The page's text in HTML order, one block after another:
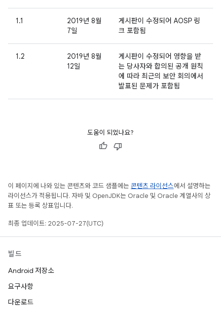
1.1
2019년 8월
7일
게시판이 수정되어 AOSP 링
크 포함됨
1.2
2019년 8월
12일
게시판이 수정되어 영향을 받
는 당사자와 합의된 공개 원칙
에 따라 최근의 보안 회의에서
발표된 문제가 포함됨
도움이 되었나요?
이 페이지에 나와 있는 콘텐츠와 코드 샘플에는 콘텐츠 라이선스에서 설명하는
라이선스가 적용됩니다. 자바 및 OpenJDK는 Oracle 및 Oracle 계열사의 상
표 또는 등록 상표입니다.
최종 업데이트: 2025-07-27(UTC)
빌드
Android 저장소
요구사항
다운로드